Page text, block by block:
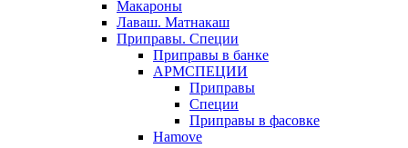
Макароны
Лаваш. Матнакаш
Приправы. Специи
Приправы в банке
АРМСПЕЦИИ
Приправы
Специи
Приправы в фасовке
Hamove